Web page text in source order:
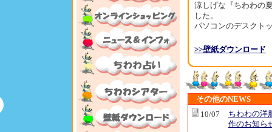
涼しげな『ちわわの
した。
パソコンのデスクト
>>壁紙ダウンロード
その他のNEWS
10/07
ちわわの洋
作のお知ら